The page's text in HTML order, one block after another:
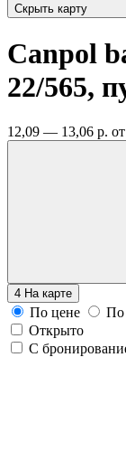
Скрыть карту
Canpol
22/565,
12,09 — 13,06 р.
4 На карте
По цене
По
Открыто
С